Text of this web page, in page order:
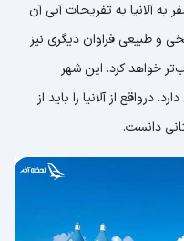
به آلانیا به تفریحات آبی آن
و طبیعی فراوان دیگری نیز
خواهد کرد. این شهر
از آلانیا را باید از
دانست.